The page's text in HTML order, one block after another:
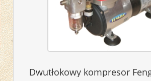
Dwutłokowy kompresor